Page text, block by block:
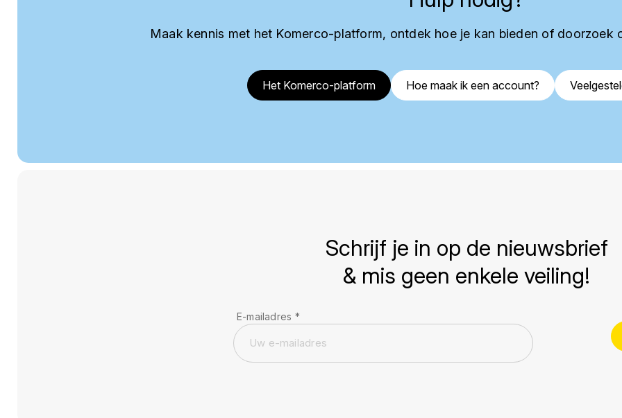
Maak kennis met het Komerco-platform, ontdek hoe je kan bieden of doorzoek
Het Komerco-platform Hoe maak ik een account?
Schrijf je in op de nieuwsbrief
& mis geen enkele veiling!
E-mailadres *